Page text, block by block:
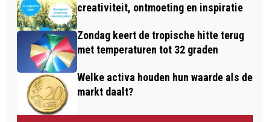
creativiteit, ontmoeting en inspiratie
Zondag keert de tropische hitte terug
met temperaturen tot 32 graden
Welke activa houden hun waarde als de
markt daalt?